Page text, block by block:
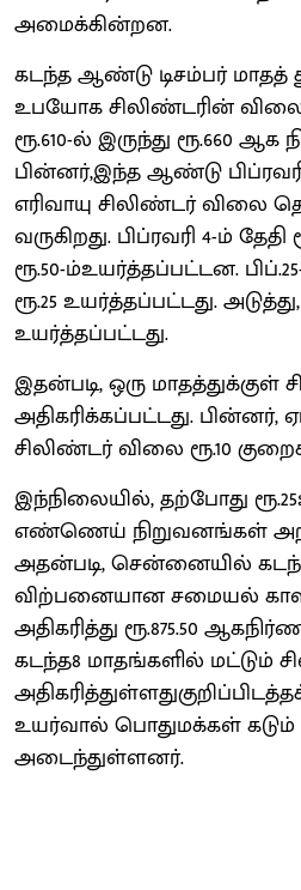
அமைக்கின்றன.
கடந்த ஆண்டு டிசம்பர் மாதத்
உபயோக சிலிண்டரின் விலை
ரூ.610-ல் இருந்து ரூ.660
பின்னர்,இந்த ஆண்டு
எரிவாயு சிலிண்டர் விலை
வருகிறது. பிப்ரவரி 4-ம் தேதி
ரூ.50-ம்உயர்த்தப்பட்டன.
ரூ.25 உயர்த்தப்பட்டது.
உயர்த்தப்பட்டது.
இதன்படி, ஒரு மாதத்துக்குள்
அதிகரிக்கப்பட்டது. பின்னர்,
சிலிண்டர் விலை ரூ.10
இந்நிலையில், தற்போது
எண்ணெய் நிறுவனங்கள்
அதன்படி, சென்னையில் கடந்த
விற்பனையான சமையல் காஸ்
அதிகரித்து ரூ.875.50
கடந்த8 மாதங்களில் மட்டும்
உயர்வால் பொதுமக்கள் கடும்
அடைந்துள்ளனர்.